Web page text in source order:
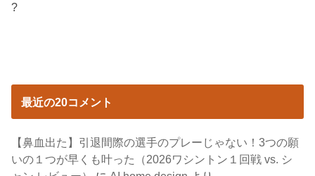
?
最近の20コメント
【鼻血出た】引退間際の選手のプレーじゃない！3つの願
いの１つが早くも叶った（2026ワシントン１回戦 vs. シ